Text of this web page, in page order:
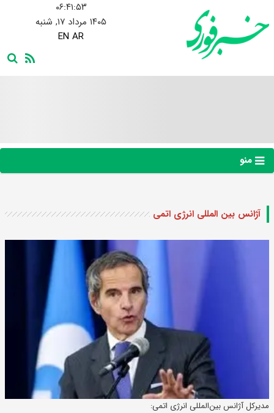
۰۶:۴۱:۵۴
۱۴۰۵ مرداد ۱۷, شنبه
EN AR
منو
آژانس بین المللی انرژی اتمی
مدیرکل آژانس بین‌المللی انرژی اتمی: